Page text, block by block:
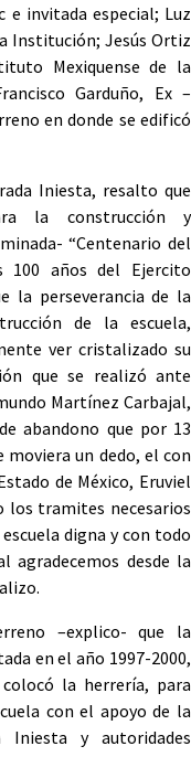
e invitada especial; Luz
Institución; Jesús Ortiz
Mexiquense de la
Garduño, Ex –
en donde se edificó
Iniesta, resalto que
la construcción y
“Centenario del
100 años del Ejercito
la perseverancia de la
de la escuela,
ver cristalizado su
que se realizó ante
Martínez Carbajal,
abandono que por 13
moviera un dedo, el con
de México, Eruviel
los tramites necesarios
digna y con todo
agradecemos desde la
–explico- que la
en el año 1997-2000,
la herrería, para
con el apoyo de la
Iniesta y autoridades